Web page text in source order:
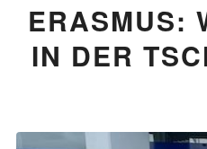
ERASMUS:
IN DER